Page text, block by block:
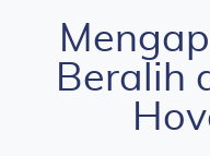
Beralih